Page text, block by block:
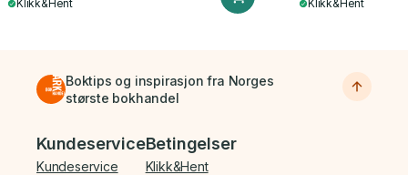
Klikk&Hent
Klikk&Hent
Boktips og inspirasjon fra Norges
største bokhandel
Bunnmeny
Kundeservice
Kundeservice
Betingelser
Klikk&Hent